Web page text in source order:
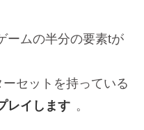
ームの半分の要素tが
ーセットを持っている
レイします 。